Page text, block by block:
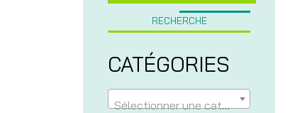
RECHERCHE
CATÉGORIES
Sélectionner une catégorie